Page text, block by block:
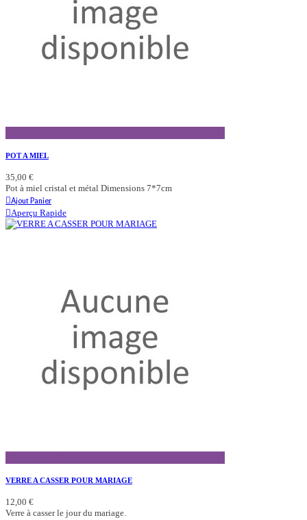
POT A MIEL
35,00 €
Pot à miel cristal et métal Dimensions 7*7cm
Ajout Panier
Aperçu Rapide
VERRE A CASSER POUR MARIAGE
12,00 €
Verre à casser le jour du mariage.